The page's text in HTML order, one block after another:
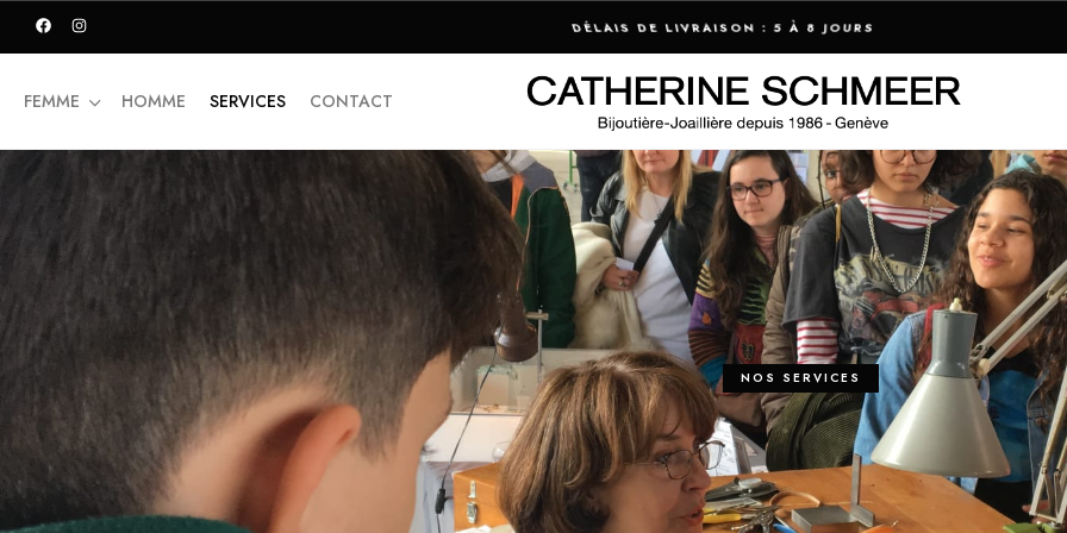
LIVRAISON OFFERTE EN SUISSE À PARTIR DE 300 CHF
FEMME HOMME SERVICES CONTACT
NOS SERVICES